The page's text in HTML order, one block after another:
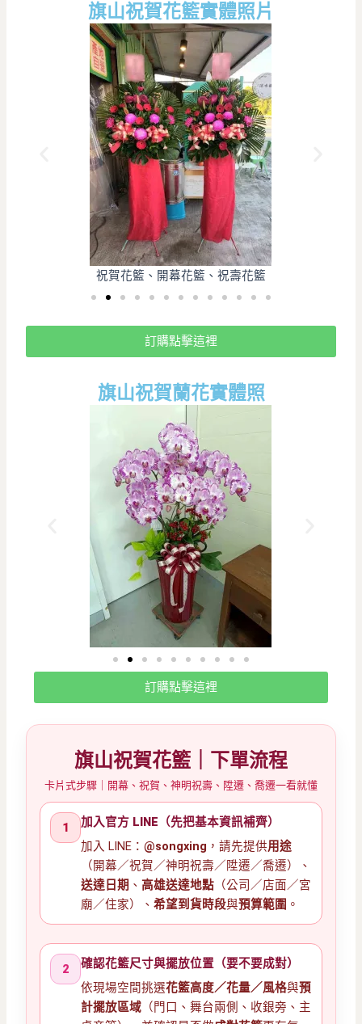
旗山祝賀花籃實體照片
祝賀花籃、開幕花籃、祝壽花籃
訂購點擊這裡
旗山祝賀蘭花實體照
訂購點擊這裡
旗山祝賀花籃｜下單流程
卡片式步驟｜開幕、祝賀、神明祝壽、陞遷、喬遷一看就懂
1
加入官方 LINE（先把基本資訊補齊）
加入 LINE：@songxing ，請先提供用途
（開幕／祝賀／神明祝壽／陞遷／喬遷）、
送達日期 、高雄送達地點 （公司／店面／宮
廟／住家）、希望到貨時段與預算範圍 。
2
確認花籃尺寸與擺放位置（要不要成對）
依現場空間挑選花籃高度／花量／風格與預
計擺放區域 （門口、舞台兩側、收銀旁、主